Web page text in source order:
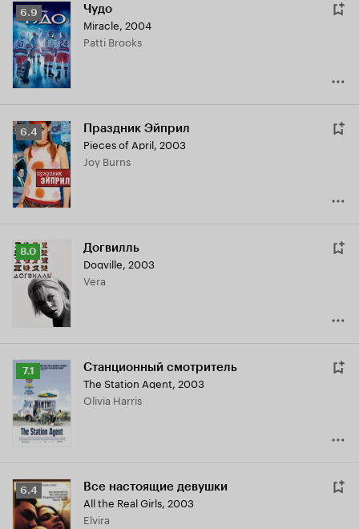
Рейтинг
Кинопоиска
6.9
6.9 Чудо
Miracle, 2004
Patti Brooks
Рейтинг
Кинопоиска
6.4
6.4 Праздник Эйприл
Pieces of April, 2003
Joy Burns
Рейтинг
Кинопоиска
8.0
8.0 Догвилль
Dogville, 2003
Vera
Рейтинг
Кинопоиска
7.1
7.1 Станционный смотритель
The Station Agent, 2003
Olivia Harris
Рейтинг
Кинопоиска
6.4
6.4 Все настоящие девушки
All the Real Girls, 2003
Elvira